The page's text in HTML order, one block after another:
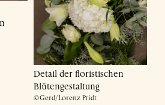
Detail der floristischen
Blütengestaltung
©Gerd/Lorenz Pridt